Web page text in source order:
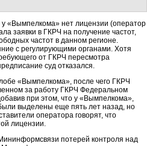
у «Вымпелкома» нет лицензии (оператор
заявки в ГКРЧ на получение частот,
частот в данном регионе.
с регулирующими органами. Хотя
от ГКРЧ пересмотра
суд отказался.
«Вымпелкома», после чего ГКРЧ
за работу ГКРЧ Федеральном
при этом, что у «Вымпелкома»,
выделены еще пять лет назад, но
оператора говорят, что
лицензии.
потерей контроля над